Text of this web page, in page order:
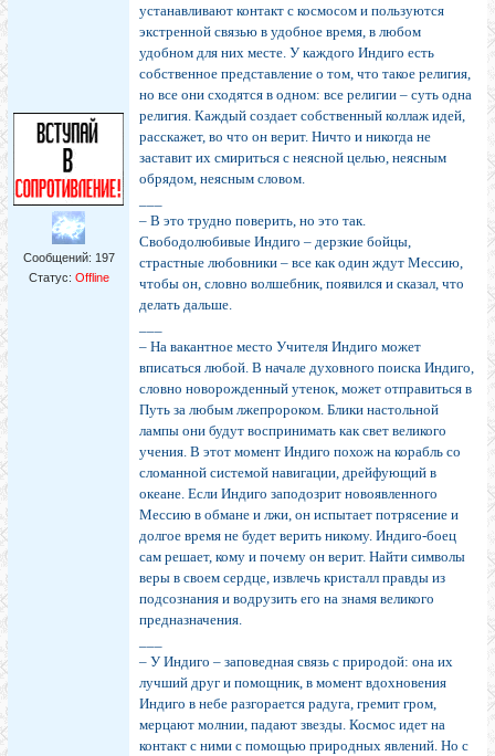
Сообщений: 197
Статус: Offline
устанавливают контакт с космосом и пользуются
экстренной связью в удобное время, в любом
удобном для них месте. У каждого Индиго есть
собственное представление о том, что такое религия,
но все они сходятся в одном: все религии – суть одна
религия. Каждый создает собственный коллаж идей,
расскажет, во что он верит. Ничто и никогда не
заставит их смириться с неясной целью, неясным
обрядом, неясным словом.
– В это трудно поверить, но это так.
Свободолюбивые Индиго – дерзкие бойцы,
страстные любовники – все как один ждут Мессию,
чтобы он, словно волшебник, появился и сказал, что
делать дальше.
– На вакантное место Учителя Индиго может
вписаться любой. В начале духовного поиска Индиго,
словно новорожденный утенок, может отправиться в
Путь за любым лжепророком. Блики настольной
лампы они будут воспринимать как свет великого
учения. В этот момент Индиго похож на корабль со
сломанной системой навигации, дрейфующий в
океане. Если Индиго заподозрит новоявленного
Мессию в обмане и лжи, он испытает потрясение и
долгое время не будет верить никому. Индиго-боец
сам решает, кому и почему он верит. Найти символы
веры в своем сердце, извлечь кристалл правды из
подсознания и водрузить его на знамя великого
предназначения.
– У Индиго – заповедная связь с природой: она их
лучший друг и помощник, в момент вдохновения
Индиго в небе разгорается радуга, гремит гром,
мерцают молнии, падают звезды. Космос идет на
контакт с ними с помощью природных явлений. Но с